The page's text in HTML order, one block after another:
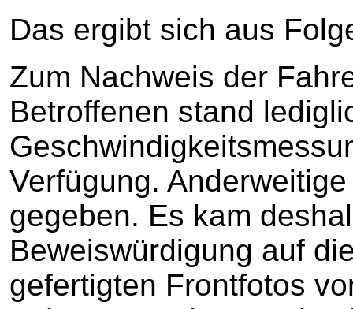
Das ergibt sich aus
Zum Nachweis der
Betroffenen stand
Verfügung.
gegeben. Es kam
Beweiswürdigung auf
gefertigten Frontfotos